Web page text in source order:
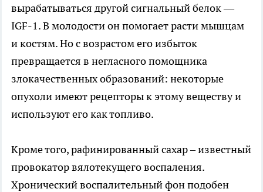
вырабатываться другой сигнальный белок —
IGF-1. В молодости он помогает расти мышцам
и костям. Но с возрастом его избыток
превращается в негласного помощника
злокачественных образований: некоторые
опухоли имеют рецепторы к этому веществу и
используют его как топливо.
Кроме того, рафинированный сахар – известный
провокатор вялотекущего воспаления.
Хронический воспалительный фон подобен